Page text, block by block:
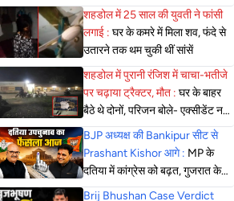
खड़ी कर पैदल पहुंची पुलिस
शहडोल में 25 साल की युवती ने फांसी
लगाई : घर के कमरे में मिला शव, फंदे से
उतारने तक थम चुकी थीं सांसें
शहडोल में पुरानी रंजिश में चाचा-भतीजे
पर चढ़ाया ट्रैक्टर, मौत : घर के बाहर
बैठे थे दोनों, परिजन बोले- एक्सीडेंट नहीं,
सोची-समझी हत्या; एसपी बोले- दबिश
जारी
BJP अध्यक्ष की Bankipur सीट से
Prashant Kishor आगे : MP के
दतिया में कांग्रेस को बढ़त, गुजरात के
मंजलपुर में भाजपा की जीत लगभग तय
Brij Bhushan Case Verdict